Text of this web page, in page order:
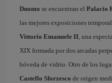
Duomo se encuentran el Palacio
las mejores exposiciones
Vittorio Emanuele II, una
XIX formada por dos arcadas
bóveda de vidrio. Otro de los
Castello Sforzesco de origen